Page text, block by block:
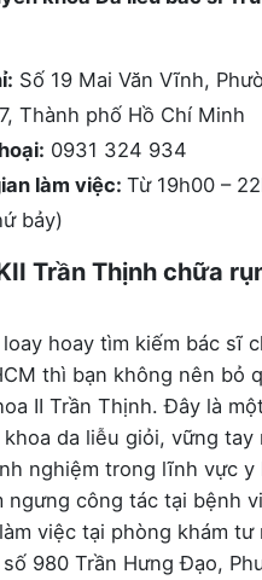
Số 19 Mai Văn Vĩnh,
Thành phố Hồ Chí Minh
0931 324 934
làm việc: Từ 19h00 –
bảy)
Trần Thịnh chữa
hoay tìm kiếm bác sĩ
thì bạn không nên bỏ
II Trần Thịnh. Đây là
da liễu giỏi, vững tay
nghiệm trong lĩnh vực y
ngưng công tác tại bệnh
việc tại phòng khám tư
980 Trần Hưng Đạo,